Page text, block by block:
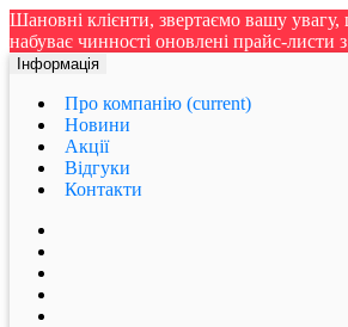
Шановні клієнти, звертаємо вашу
набуває чинності оновлені прайс-
Інформація
Про компанію (current)
Новини
Акції
Відгуки
Контакти